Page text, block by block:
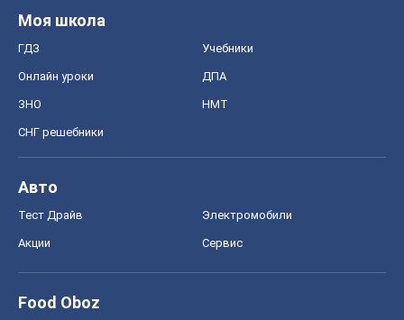
Моя школа
ГДЗ Учебники
Онлайн уроки ДПА
ЗНО НМТ
СНГ решебники
Авто
Тест Драйв Электромобили
Акции Сервис
Food Oboz